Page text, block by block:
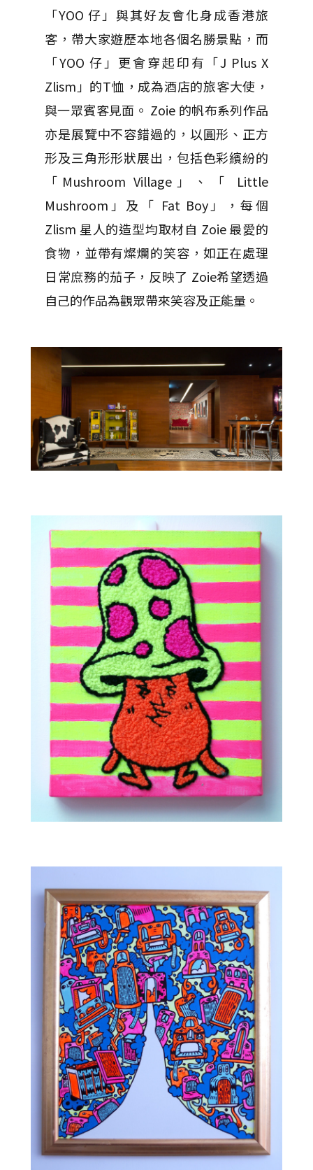
「YOO 仔」與其好友會化身成香港旅
客，帶大家遊歷本地各個名勝景點，而
「YOO 仔」更會穿起印有「J Plus X
Zlism」的T恤，成為酒店的旅客大使，
與一眾賓客見面。 Zoie 的帆布系列作品
亦是展覽中不容錯過的，以圓形、正方
形及三角形形狀展出，包括色彩繽紛的
「Mushroom Village」、「 Little
Mushroom」及「 Fat Boy」，每個
Zlism 星人的造型均取材自 Zoie 最愛的
食物，並帶有燦爛的笑容，如正在處理
日常庶務的茄子，反映了 Zoie希望透過
自己的作品為觀眾帶來笑容及正能量。